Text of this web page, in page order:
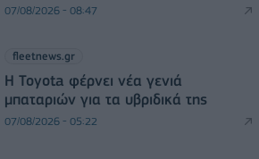
07/08/2026 - 08:47
fleetnews.gr
Η Toyota φέρνει νέα γενιά
μπαταριών για τα υβριδικά της
07/08/2026 - 05:22